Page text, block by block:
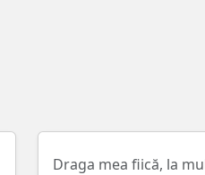
Draga mea fiică, la